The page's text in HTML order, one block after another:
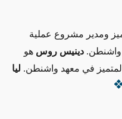
ومدير مشروع عملية
واشنطن. دينيس روس هو
في معهد واشنطن. ليا